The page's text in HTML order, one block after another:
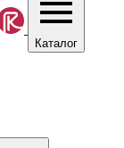
Каталог